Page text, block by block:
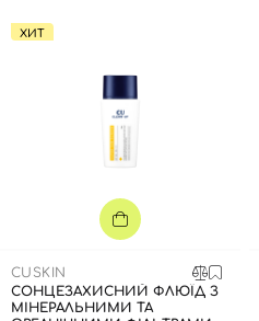
ХИТ
CUSKIN
СОНЦЕЗАХИСНИЙ ФЛЮЇД З
МІНЕРАЛЬНИМИ ТА
Вход